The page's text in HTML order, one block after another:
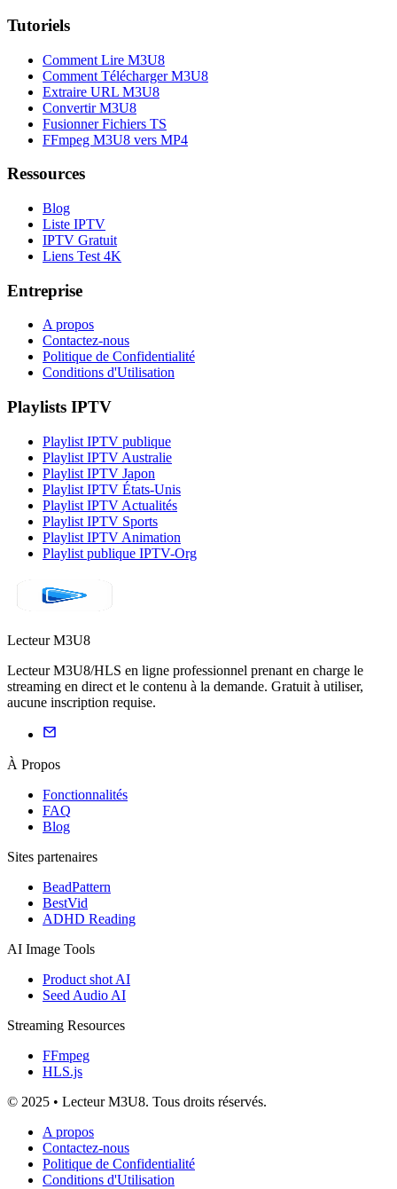
Tutoriels
Comment Lire M3U8
Comment Télécharger M3U8
Extraire URL M3U8
Convertir M3U8
Fusionner Fichiers TS
FFmpeg M3U8 vers MP4
Ressources
Blog
Liste IPTV
IPTV Gratuit
Liens Test 4K
Entreprise
A propos
Contactez-nous
Politique de Confidentialité
Conditions d'Utilisation
Playlists IPTV
Playlist IPTV publique
Playlist IPTV Australie
Playlist IPTV Japon
Playlist IPTV États-Unis
Playlist IPTV Actualités
Playlist IPTV Sports
Playlist IPTV Animation
Playlist publique IPTV-Org
Lecteur M3U8
Lecteur M3U8/HLS en ligne professionnel prenant en charge le
streaming en direct et le contenu à la demande. Gratuit à utiliser,
aucune inscription requise.
À Propos
Fonctionnalités
FAQ
Blog
Sites partenaires
BeadPattern
BestVid
ADHD Reading
AI Image Tools
Product shot AI
Seed Audio AI
Streaming Resources
FFmpeg
HLS.js
© 2025 • Lecteur M3U8. Tous droits réservés.
A propos
Contactez-nous
Politique de Confidentialité
Conditions d'Utilisation